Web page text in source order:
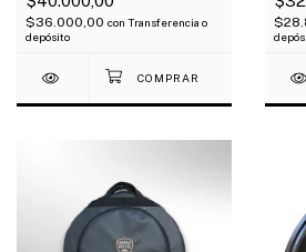
$36.000,00 con Transferencia o
depósito